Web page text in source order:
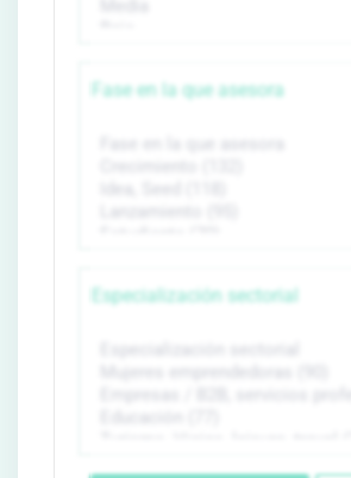
Fase en la que asesora
Especialización sectorial